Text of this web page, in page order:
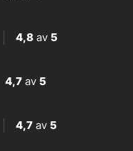
4,8 av 5
4,7 av 5
4,7 av 5